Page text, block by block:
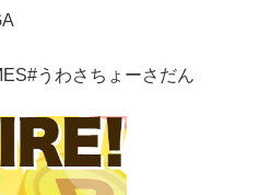
うわさちょーさだん